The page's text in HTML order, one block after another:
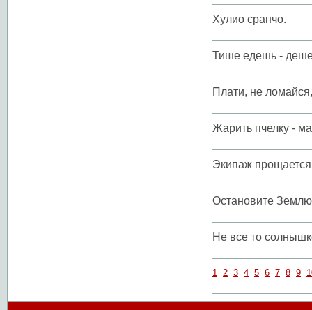
Хулио сранчо.
Тише едешь -
Плати, не
Жарить пчелку -
Экипаж прощается
Остановите
Не все то
1 2 3 4 5 6 7 8 9